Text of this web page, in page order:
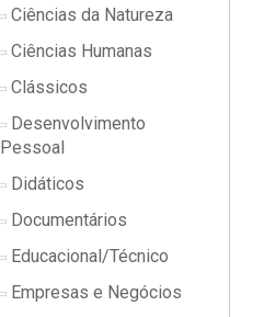
Ciências da Natureza
Ciências Humanas
Clássicos
Desenvolvimento
Pessoal
Didáticos
Documentários
Educacional/Técnico
Empresas e Negócios